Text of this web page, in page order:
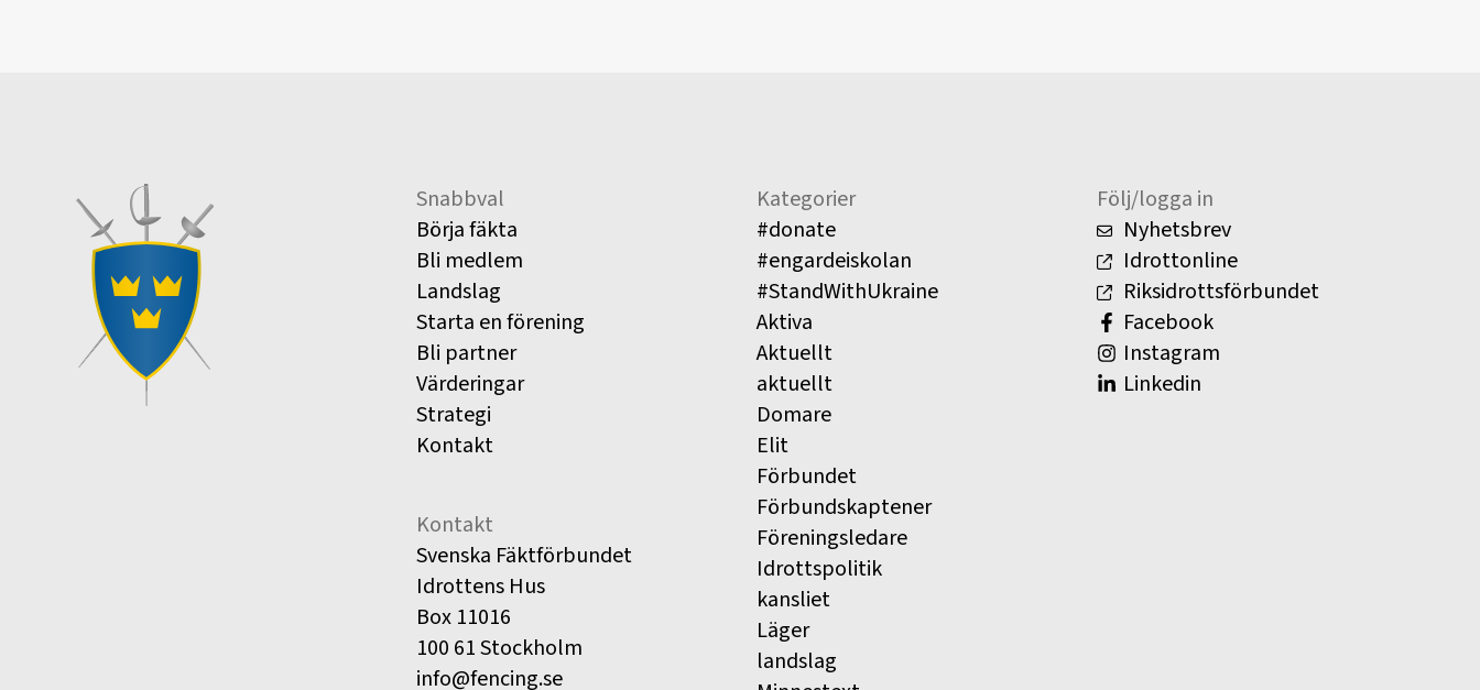
Snabbval
Börja fäkta
Bli medlem
Landslag
Starta en förening
Bli partner
Värderingar
Strategi
Kontakt
Kontakt
Svenska Fäktförbundet
Idrottens Hus
Box 11016
100 61 Stockholm
info@fencing.se
Kategorier
#donate
#engardeiskolan
#StandWithUkraine
Aktiva
Aktuellt
aktuellt
Domare
Elit
Förbundet
Förbundskaptener
Föreningsledare
Idrottspolitik
kansliet
Läger
landslag
Följ/logga in
Nyhetsbrev
Idrottonline
Riksidrottsförbundet
Facebook
Instagram
Linkedin